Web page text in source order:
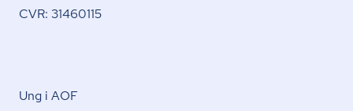
CVR: 31460115
Ung i AOF